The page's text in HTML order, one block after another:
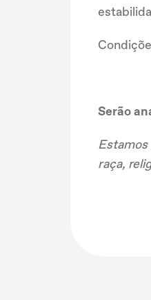
Serão
raça,